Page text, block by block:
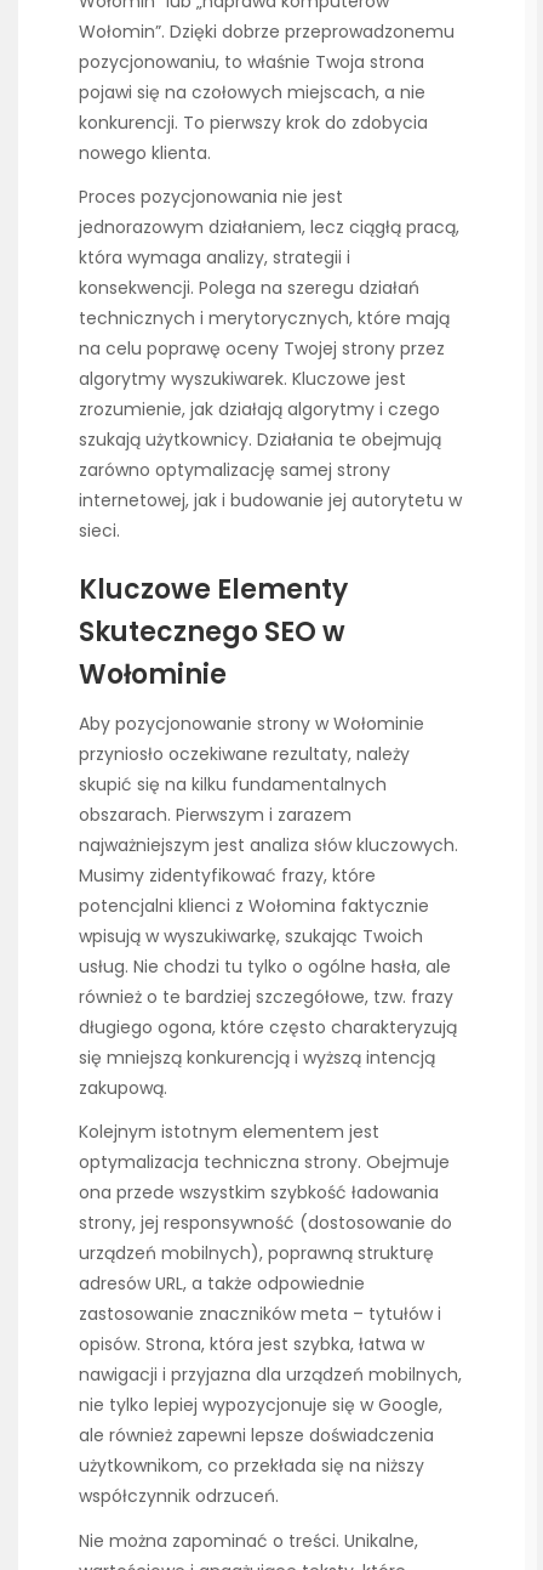
Wołomin”. Dzięki dobrze przeprowadzonemu
pozycjonowaniu, to właśnie Twoja strona
pojawi się na czołowych miejscach, a nie
konkurencji. To pierwszy krok do zdobycia
nowego klienta.
Proces pozycjonowania nie jest
jednorazowym działaniem, lecz ciągłą pracą,
która wymaga analizy, strategii i
konsekwencji. Polega na szeregu działań
technicznych i merytorycznych, które mają
na celu poprawę oceny Twojej strony przez
algorytmy wyszukiwarek. Kluczowe jest
zrozumienie, jak działają algorytmy i czego
szukają użytkownicy. Działania te obejmują
zarówno optymalizację samej strony
internetowej, jak i budowanie jej autorytetu w
sieci.
Kluczowe Elementy
Skutecznego SEO w
Wołominie
Aby pozycjonowanie strony w Wołominie
przyniosło oczekiwane rezultaty, należy
skupić się na kilku fundamentalnych
obszarach. Pierwszym i zarazem
najważniejszym jest analiza słów kluczowych.
Musimy zidentyfikować frazy, które
potencjalni klienci z Wołomina faktycznie
wpisują w wyszukiwarkę, szukając Twoich
usług. Nie chodzi tu tylko o ogólne hasła, ale
również o te bardziej szczegółowe, tzw. frazy
długiego ogona, które często charakteryzują
się mniejszą konkurencją i wyższą intencją
zakupową.
Kolejnym istotnym elementem jest
optymalizacja techniczna strony. Obejmuje
ona przede wszystkim szybkość ładowania
strony, jej responsywność (dostosowanie do
urządzeń mobilnych), poprawną strukturę
adresów URL, a także odpowiednie
zastosowanie znaczników meta – tytułów i
opisów. Strona, która jest szybka, łatwa w
nawigacji i przyjazna dla urządzeń mobilnych,
nie tylko lepiej wypozycjonuje się w Google,
ale również zapewni lepsze doświadczenia
użytkownikom, co przekłada się na niższy
współczynnik odrzuceń.
Nie można zapominać o treści. Unikalne,